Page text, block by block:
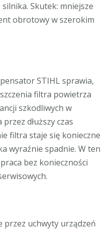
Skutek: mniejsze
obrotowy w szerokim
STIHL sprawia,
filtra powietrza
szkodliwych w
dłuższy czas
filtra staje się konieczne
wyraźnie spadnie. W ten
bez konieczności
przez uchwyty urządzeń